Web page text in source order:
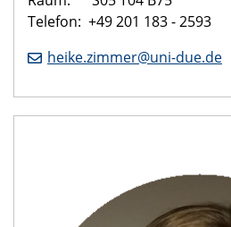
Telefon: +49 201 183 - 2593
heike.zimmer@uni-due.de